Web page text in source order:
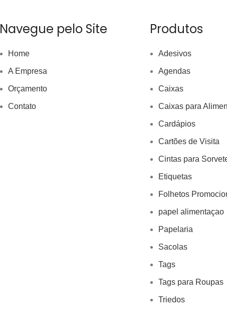
Navegue pelo Site
Home
A Empresa
Orçamento
Contato
Produtos
Adesivos
Agendas
Caixas
Caixas para
Cardápios
Cartões de Visita
Cintas para
Etiquetas
Folhetos
papel alimentaçao
Papelaria
Sacolas
Tags
Tags para Roupas
Triedos